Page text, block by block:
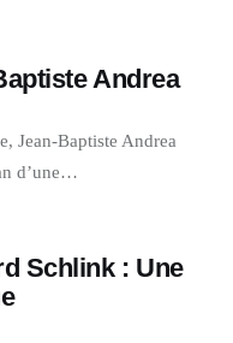
Andrea
Jean-Baptiste Andrea
d’une…
Schlink : Une